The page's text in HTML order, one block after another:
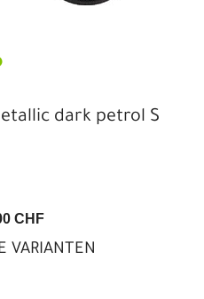
dark petrol S
CHF
VARIANTEN